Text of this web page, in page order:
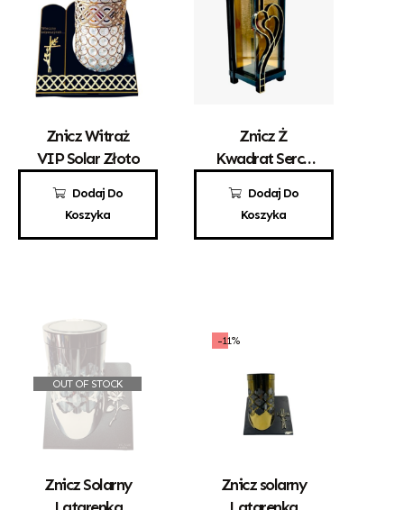
Dodaj Do
Koszyka
Znicz Witraż
VIP Solar Złoto
190,00zł
Dodaj Do
Koszyka
Znicz Ż
Kwadrat Serce
155,00zł
OUT OF STOCK
Znicz Solarny
-11%
Znicz solarny